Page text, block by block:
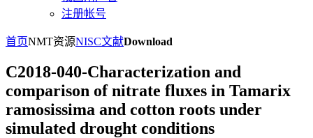
注册帐号
首页NMT资源NISC文献Download
C2018-040-Characterization and
comparison of nitrate fluxes in Tamarix
ramosissima and cotton roots under
simulated drought conditions